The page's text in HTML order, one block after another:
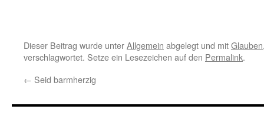
Dieser Beitrag wurde unterAllgemein abgelegt und mitGlauben
verschlagwortet. Setze ein Lesezeichen auf den Permalink.
← Seid barmherzig